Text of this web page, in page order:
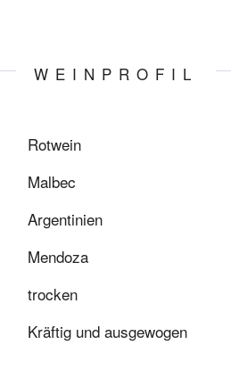
WEINPROFIL
Rotwein
Malbec
Argentinien
Mendoza
trocken
Kräftig und ausgewogen